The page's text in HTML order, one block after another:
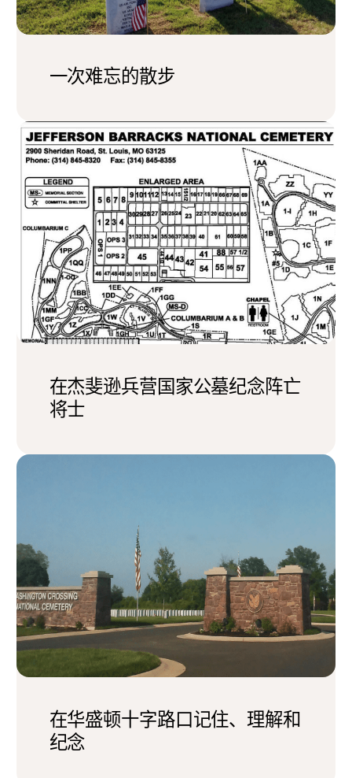
一次难忘的散步
在杰斐逊兵营国家公墓纪念阵亡
将士
在华盛顿十字路口记住、理解和
纪念